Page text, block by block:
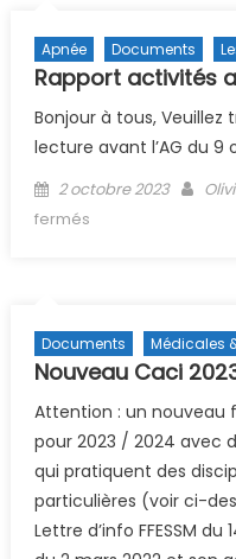
Apnée Documents
Rapport activités
Bonjour à tous,
lecture avant l’AG du 9
Posted on
2 octobre 2023
fermés
Documents Médicales
Nouveau Caci
Attention : un nouveau
pour 2023 / 2024 avec
qui pratiquent des
particulières (voir ci-
Lettre d’info FFESSM